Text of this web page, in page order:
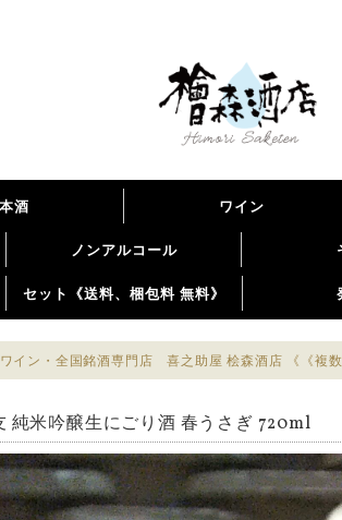
酒 ワイン
ノンアルコール
セット《送料、梱包料 無料》
イン・全国銘酒専門店 喜之助屋 桧森酒店 《《複
純米吟醸生にごり酒 春うさぎ 720ml